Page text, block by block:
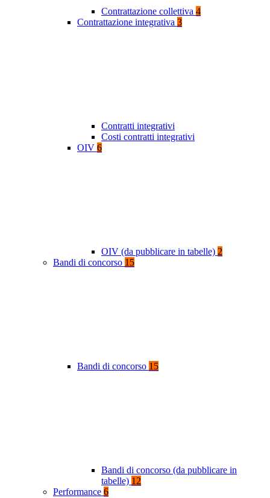
Contrattazione collettiva 4
Contrattazione integrativa 3
Contratti integrativi
Costi contratti integrativi
OIV 6
OIV (da pubblicare in tabelle) 2
Bandi di concorso 15
Bandi di concorso 15
Bandi di concorso (da pubblicare in
tabelle) 12
Performance 6